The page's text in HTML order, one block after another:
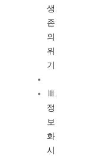
생
존
의
위
기
Ⅲ.
정
보
화
시